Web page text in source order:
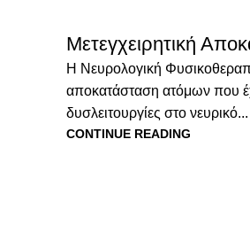
Μετεγχειρητική
Η Νευρολογική
αποκατάσταση ατόμων που
δυσλειτουργίες στο νευρικό...
CONTINUE READING